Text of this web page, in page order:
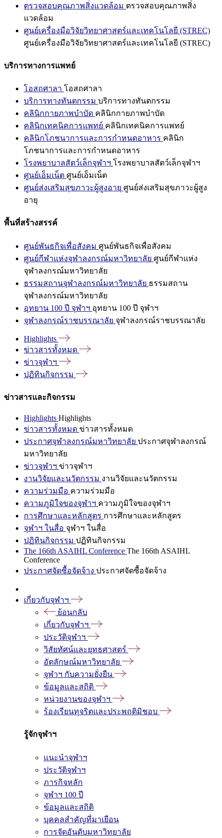
ตรวจสอบคุณภาพสิ่งแวดล้อม ตรวจสอบคุณภาพสิ่ง
แวดล้อม
ศูนย์เครื่องมือวิจัยวิทยาศาสตร์และเทคโนโลยี (STREC)
ศูนย์เครื่องมือวิจัยวิทยาศาสตร์และเทคโนโลยี (STREC)
บริการทางการแพทย์
โอสถศาลา โอสถศาลา
บริการทางทันตกรรม บริการทางทันตกรรม
คลินิกกายภาพบำบัด คลินิกกายภาพบำบัด
คลินิกเทคนิคการแพทย์ คลินิกเทคนิคการแพทย์
คลินิกโภชนาการและการกำหนดอาหาร คลินิก
โภชนาการและการกำหนดอาหาร
โรงพยาบาลสัตว์เล็กจุฬาฯ โรงพยาบาลสัตว์เล็กจุฬาฯ
ศูนย์เอ็มเน็ต ศูนย์เอ็มเน็ต
ศูนย์ส่งเสริมสุขภาวะผู้สูงอายุ ศูนย์ส่งเสริมสุขภาวะผู้สูง
อายุ
พื้นที่สร้างสรรค์
ศูนย์พันธกิจเพื่อสังคม ศูนย์พันธกิจเพื่อสังคม
ศูนย์กีฬาแห่งจุฬาลงกรณ์มหาวิทยาลัย ศูนย์กีฬาแห่ง
จุฬาลงกรณ์มหาวิทยาลัย
ธรรมสถานจุฬาลงกรณ์มหาวิทยาลัย ธรรมสถาน
จุฬาลงกรณ์มหาวิทยาลัย
อุทยาน 100 ปี จุฬาฯ อุทยาน 100 ปี จุฬาฯ
จุฬาลงกรณ์ราชบรรณาลัย จุฬาลงกรณ์ราชบรรณาลัย
Highlights
ข่าวสารทั้งหมด
ข่าวจุฬาฯ
ปฏิทินกิจกรรม
ข่าวสารและกิจกรรม
Highlights Highlights
ข่าวสารทั้งหมด ข่าวสารทั้งหมด
ประกาศจุฬาลงกรณ์มหาวิทยาลัย ประกาศจุฬาลงกรณ์
มหาวิทยาลัย
ข่าวจุฬาฯ ข่าวจุฬาฯ
งานวิจัยและนวัตกรรม งานวิจัยและนวัตกรรม
ความร่วมมือ ความร่วมมือ
ความภูมิใจของจุฬาฯ ความภูมิใจของจุฬาฯ
การศึกษาและหลักสูตร การศึกษาและหลักสูตร
จุฬาฯ ในสื่อ จุฬาฯ ในสื่อ
ปฏิทินกิจกรรม ปฏิทินกิจกรรม
The 166th ASAIHL Conference The 166th ASAIHL
Conference
ประกาศจัดซื้อจัดจ้าง ประกาศจัดซื้อจัดจ้าง
เกี่ยวกับจุฬาฯ
ย้อนกลับ
เกี่ยวกับจุฬาฯ
ประวัติจุฬาฯ
วิสัยทัศน์และยุทธศาสตร์
อัตลักษณ์มหาวิทยาลัย
จุฬาฯ กับความยั่งยืน
ข้อมูลและสถิติ
หน่วยงานของจุฬาฯ
ร้องเรียนทุจริตและประพฤติมิชอบ
รู้จักจุฬาฯ
แนะนำจุฬาฯ
ประวัติจุฬาฯ
ภารกิจหลัก
จุฬาฯ 100 ปี
ข้อมูลและสถิติ
บุคคลสำคัญที่มาเยือน
การจัดอันดับมหาวิทยาลัย